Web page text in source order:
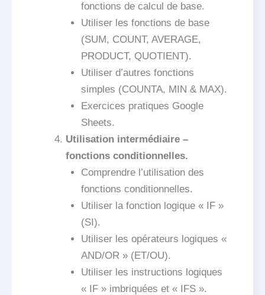
fonctions de calcul de base.
Utiliser les fonctions de base
(SUM, COUNT, AVERAGE,
PRODUCT, QUOTIENT).
Utiliser d’autres fonctions
simples (COUNTA, MIN & MAX).
Exercices pratiques Google
Sheets.
Utilisation intermédiaire –
fonctions conditionnelles.
Comprendre l’utilisation des
fonctions conditionnelles.
Utiliser la fonction logique « IF »
(SI).
Utiliser les opérateurs logiques «
AND/OR » (ET/OU).
Utiliser les instructions logiques
« IF » imbriquées et « IFS ».